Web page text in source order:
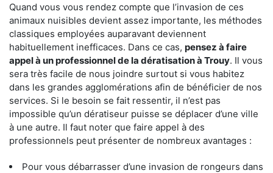
Quand vous vous rendez compte que l’invasion de ces
animaux nuisibles devient assez importante, les méthodes
classiques employées auparavant deviennent
habituellement inefficaces. Dans ce cas, pensez à faire
appel à un professionnel de la dératisation à Trouy. Il vous
sera très facile de nous joindre surtout si vous habitez
dans les grandes agglomérations afin de bénéficier de nos
services. Si le besoin se fait ressentir, il n’est pas
impossible qu’un dératiseur puisse se déplacer d’une ville
à une autre. Il faut noter que faire appel à des
professionnels peut présenter de nombreux avantages :
Pour vous débarrasser d’une invasion de rongeurs dans